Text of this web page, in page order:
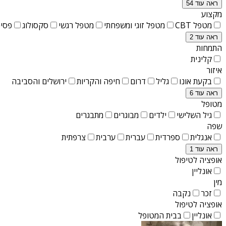
ראה עוד 54
מקצוע
מטפל CBT
מטפל זוגי ומשפחתי מטפל רגשי סקסולוג
ראה עוד 2
התמחות
קלינית
איזור
בקעת אונו
גליל דרום חיפה והקריות ירושלים והסביבה
ראה עוד 6
מטופל
גיל השלישי
ילדים מבוגרים
מתבגרים
שפה
אנגלית
ספרדית עברית ערבית צרפתית
ראה עוד 1
אופציה לטיפול
אונליין
מין
זכר
נקבה
אופציה לטיפול
אונליין
בבית המטופל